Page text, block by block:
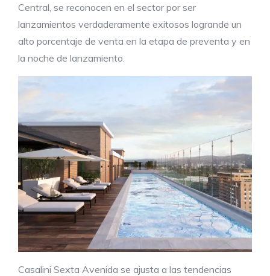
Central, se reconocen en el sector por ser
lanzamientos verdaderamente exitosos logrande un
alto porcentaje de venta en la etapa de preventa y en
la noche de lanzamiento.
Casalini Sexta Avenida se ajusta a las tendencias